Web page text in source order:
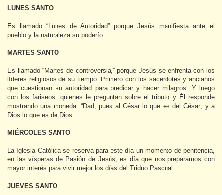
LUNES SANTO
Es llamado “Lunes de Autoridad” porque Jesús manifiesta ante el
pueblo y la naturaleza su poderío.
MARTES SANTO
Es llamado “Martes de controversia,” porque Jesús se enfrenta con los
líderes religiosos de su tiempo. Primero con los sacerdotes y ancianos
que cuestionan su autoridad para predicar y hacer milagros. Y luego
con los fariseos, quienes le preguntan sobre el tributo y Él responde
mostrando una moneda: “Dad, pues al César lo que es del César; y a
Dios lo que es de Dios.
MIÉRCOLES SANTO
La Iglesia Católica se reserva para este día un momento de penitencia,
en las vísperas de Pasión de Jesús, es día que nos preparamos con
mayor interés para vivir mejor los días del Triduo Pascual.
JUEVES SANTO